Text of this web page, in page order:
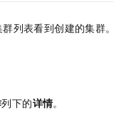
列表看到创建的集群。
列下的详情。